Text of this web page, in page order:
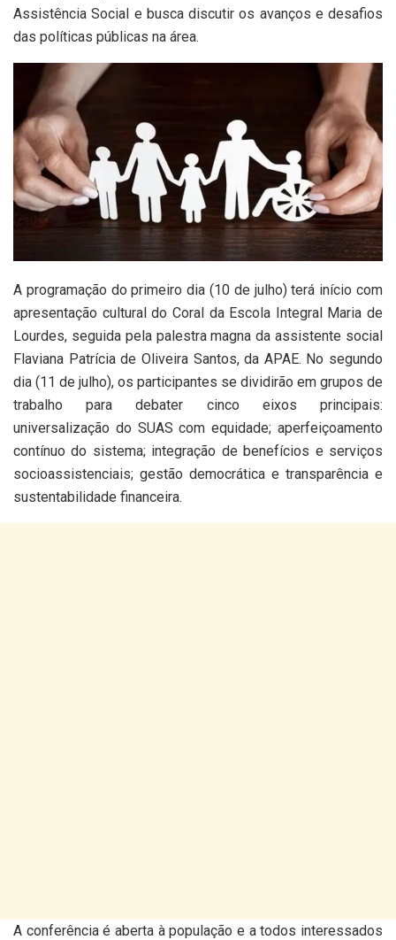
Assistência Social e busca discutir os avanços e desafios
das políticas públicas na área.
A programação do primeiro dia (10 de julho) terá início com
apresentação cultural do Coral da Escola Integral Maria de
Lourdes, seguida pela palestra magna da assistente social
Flaviana Patrícia de Oliveira Santos, da APAE. No segundo
dia (11 de julho), os participantes se dividirão em grupos de
trabalho para debater cinco eixos principais:
universalização do SUAS com equidade; aperfeiçoamento
contínuo do sistema; integração de benefícios e serviços
socioassistenciais; gestão democrática e transparência e
sustentabilidade financeira.
A conferência é aberta à população e a todos interessados